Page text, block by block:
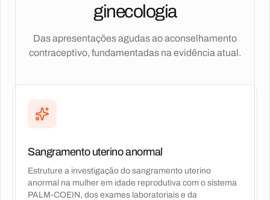
ginecologia
Das apresentações agudas ao aconselhamento
contraceptivo, fundamentadas na evidência atual.
Sangramento uterino anormal
Estruture a investigação do sangramento uterino
anormal na mulher em idade reprodutiva com o sistema
PALM-COEIN, dos exames laboratoriais e da